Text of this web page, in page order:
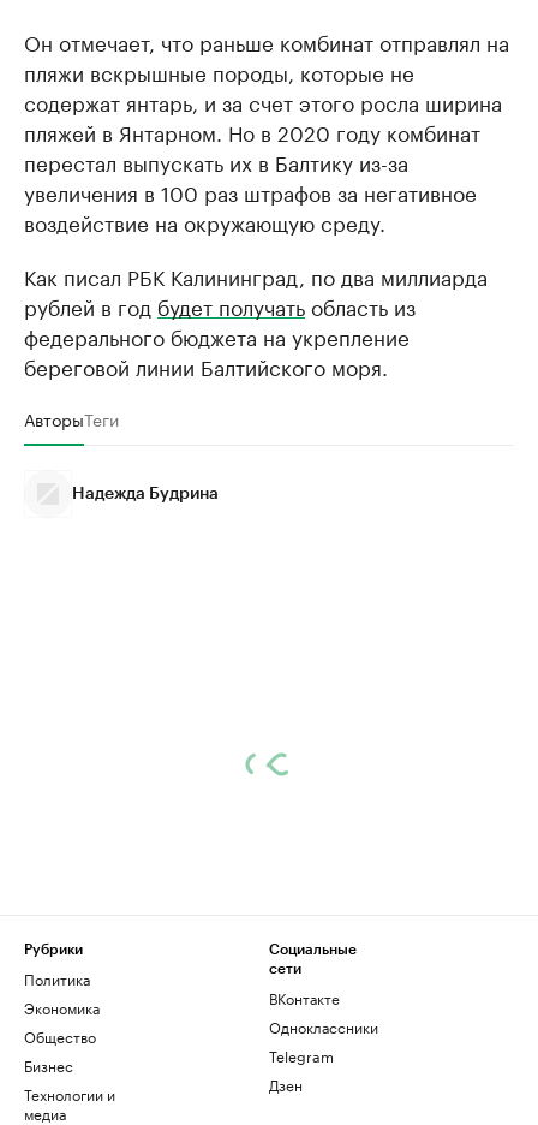
Он отмечает, что раньше комбинат отправлял на
пляжи вскрышные породы, которые не
содержат янтарь, и за счет этого росла ширина
пляжей в Янтарном. Но в 2020 году комбинат
перестал выпускать их в Балтику из-за
увеличения в 100 раз штрафов за негативное
воздействие на окружающую среду.
Как писал РБК Калининград, по два миллиарда
рублей в год будет получатьобласть из
федерального бюджета на укрепление
береговой линии Балтийского моря.
АвторыТеги
Надежда Будрина
Рубрики
Политика
Экономика
Общество
Бизнес
Технологии и
медиа
Социальные
сети
ВКонтакте
Одноклассники
Telegram
Дзен